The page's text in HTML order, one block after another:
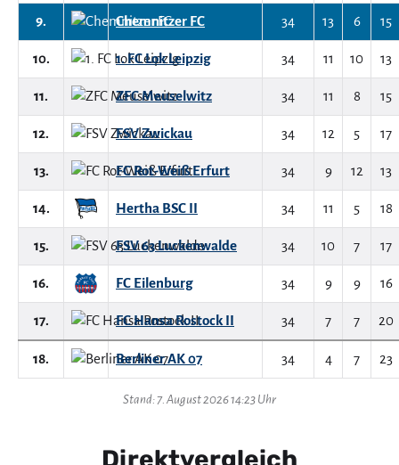
9. Chemnitzer FC 34 13 6 15
10. 1. FC Lok Leipzig 34 11 10 13
11. ZFC Meuselwitz 34 11 8 15
12. FSV Zwickau 34 12 5 17
13. FC Rot-Weiß Erfurt 34 9 12 13
14. Hertha BSC II 34 11 5 18
15. FSV 63 Luckenwalde 34 10 7 17
16. FC Eilenburg 34 9 9 16
17. FC Hansa Rostock II 34 7 7 20
18. Berliner AK 07 34 4 7 23
Stand: 7. August 2026 14:23 Uhr